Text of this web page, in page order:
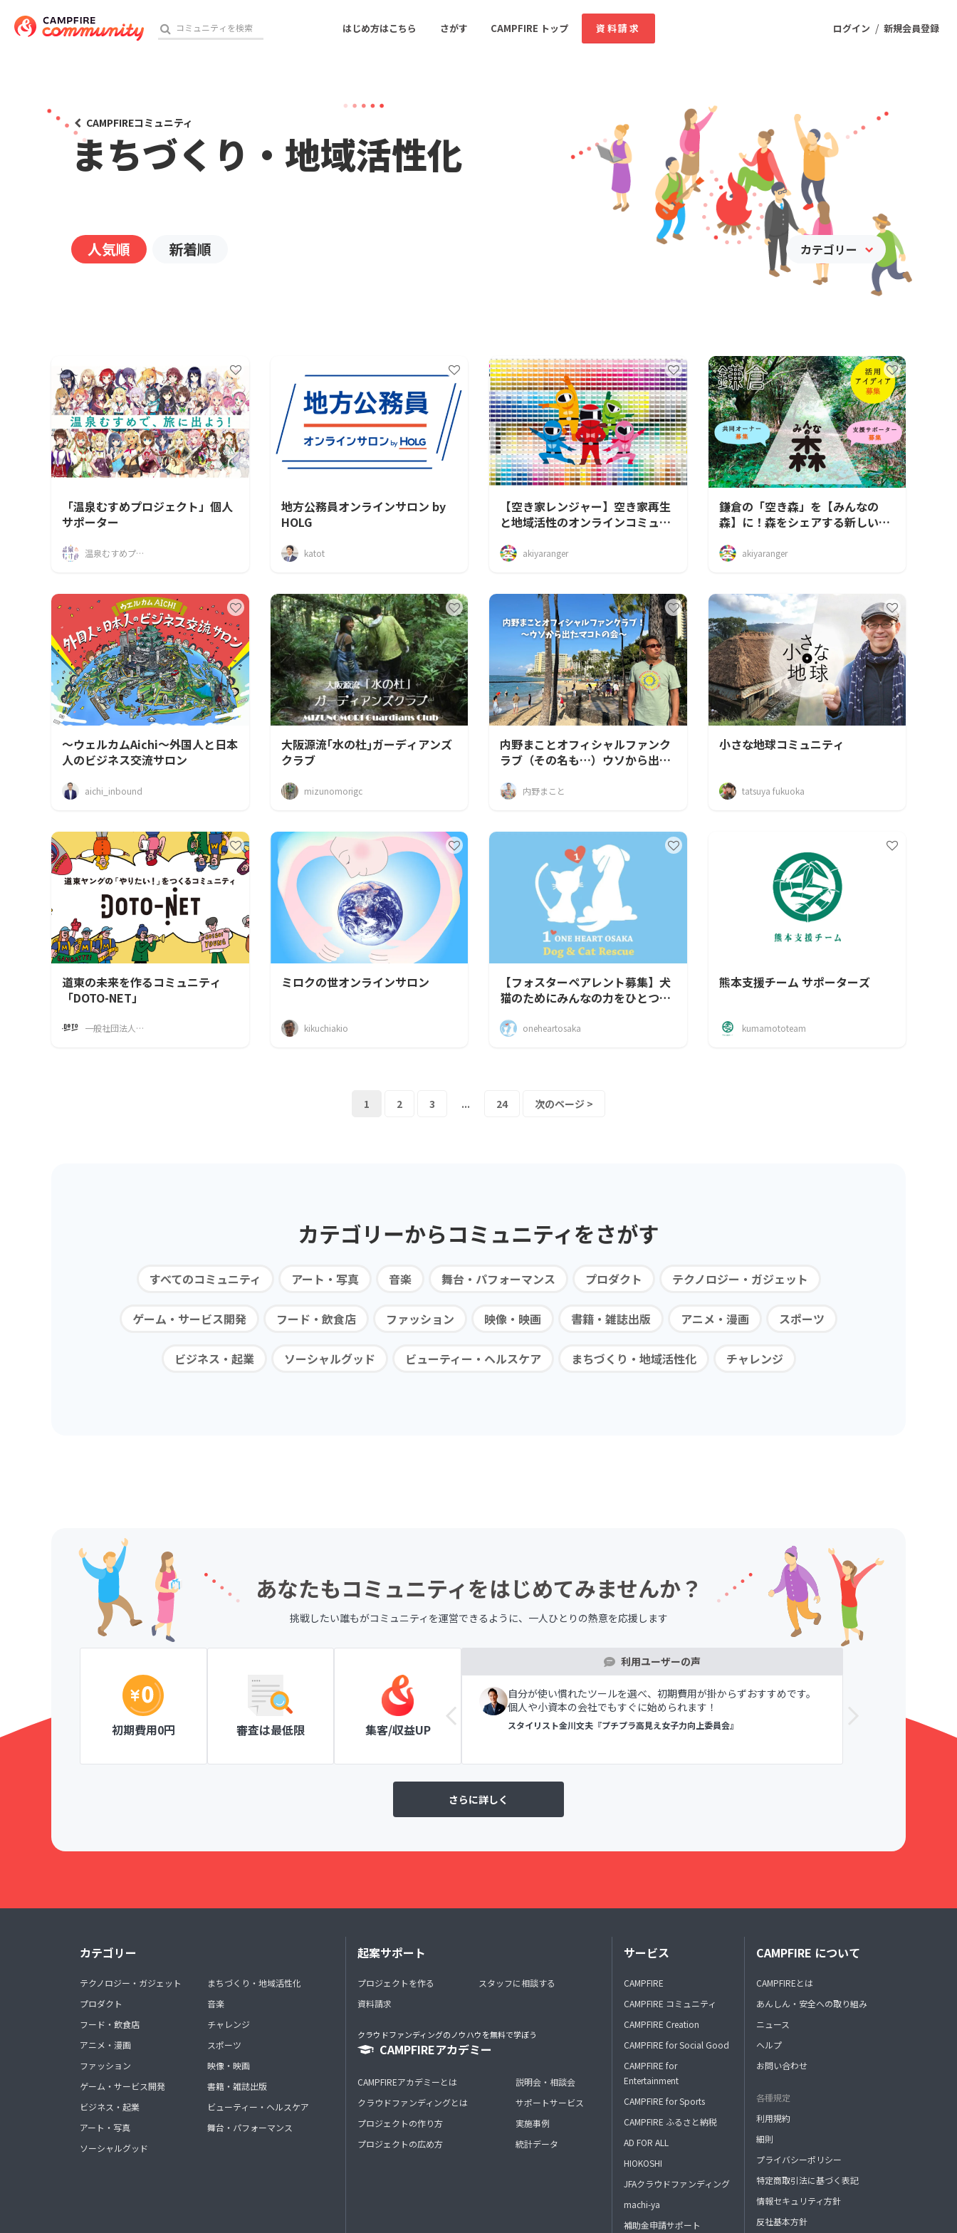
ログイン / 新規会員登録
はじめ方はこちら さがす CAMPFIRE トップ 資料請求
新着のコミュニティ
アート・写真 音楽 舞台・パフォーマンス
プロダクト
ファッション
スポーツ
ビジネス・起業
まちづくり・地域活性化
CAMPFIREコミュニティ
まちづくり・地域活性化
カテゴリー
人気順 新着順
「温泉むすめプロジェクト」個人
サポーター
温泉むすめプロジェクト
地方公務員オンラインサロン by
HOLG
katot
【空き家レンジャー】空き家再生
と地域活性のオンラインコミュニ
akiyaranger
鎌倉の「空き森」を【みんなの
森】に！森をシェアする新しい仕
akiyaranger
～ウェルカムAichi～外国人と日本
人のビジネス交流サロン
aichi_inbound
大阪源流｢水の杜｣ガーディアンズ
クラブ
mizunomorigc
内野まことオフィシャルファンク
ラブ（その名も…）ウソから出た
内野まこと
小さな地球コミュニティ
tatsuya fukuoka
道東の未来を作るコミュニティ
「DOTO-NET」
一般社団法人ドット道東
ミロクの世オンラインサロン
kikuchiakio
【フォスターペアレント募集】犬
猫のためにみんなの力をひとつに
oneheartosaka
熊本支援チーム サポーターズ
kumamototeam
1 2 3 ... 24 次のページ >
カテゴリーからコミュニティをさがす
すべてのコミュニティ アート・写真 音楽 舞台・パフォーマンス プロダクト テクノロジー・ガジェット
ゲーム・サービス開発 フード・飲食店 ファッション 映像・映画 書籍・雑誌出版 アニメ・漫画 スポーツ
ビジネス・起業 ソーシャルグッド ビューティー・ヘルスケア まちづくり・地域活性化 チャレンジ
あなたもコミュニティをはじめてみませんか？
挑戦したい誰もがコミュニティを運営できるように、 一人ひとりの熱意を応援します
初期費用0円 審査は最低限 集客/収益UP
利用ユーザーの声
ページ作成が簡単な操作ででき、見やすいツールの表示で初めての方
にも安心です。
Knitty member's club ニッティメンバーズクラブ
自分が使い慣れたツールを選べ、初期費用が掛からずおすすめです。
個人や小資本の会社でもすぐに始められます！
スタイリスト金川文夫『プチプラ高見え女子力向上委員会』
すめしてます。
さらに詳しく
カテゴリー
テクノロジー・ガジェット
プロダクト
フード・飲食店
アニメ・漫画
ファッション
ゲーム・サービス開発
ビジネス・起業
アート・写真
ソーシャルグッド
まちづくり・地域活性化
音楽
チャレンジ
スポーツ
映像・映画
書籍・雑誌出版
ビューティー・ヘルスケア
舞台・パフォーマンス
起案サポート
プロジェクトを作る
資料請求
スタッフに相談する
クラウドファンディングのノウハウを無料で学ぼう
CAMPFIREアカデミー
CAMPFIREアカデミーとは
クラウドファンディングとは
プロジェクトの作り方
プロジェクトの広め方
説明会・相談会
サポートサービス
実施事例
統計データ
サービス
CAMPFIRE
CAMPFIRE コミュニティ
CAMPFIRE Creation
CAMPFIRE for Social Good
CAMPFIRE for
Entertainment
CAMPFIRE for Sports
CAMPFIRE ふるさと納税
AD FOR ALL
HIOKOSHI
JFAクラウドファンディング
machi-ya
補助金申請サポート
CAMPFIRE について
CAMPFIREとは
あんしん・安全への取り組み
ニュース
ヘルプ
お問い合わせ
各種規定
利用規約
細則
プライバシーポリシー
特定商取引法に基づく表記
情報セキュリティ方針
反社基本方針